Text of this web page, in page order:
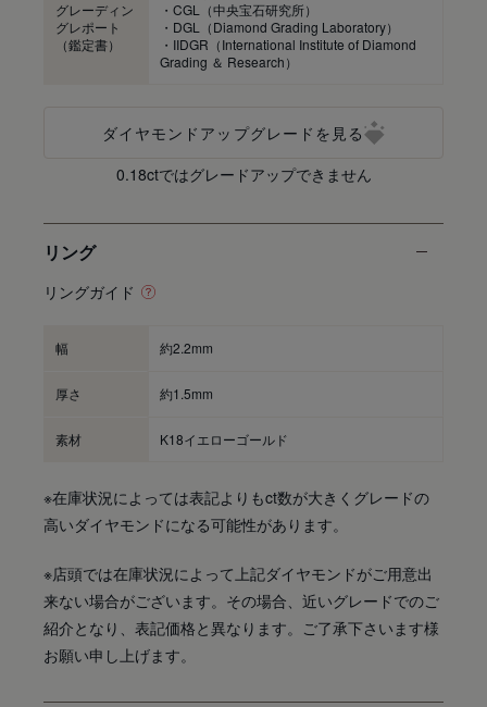
グレーディン
グレポート
（鑑定書）
・CGL（中央宝石研究所）
・DGL（Diamond Grading Laboratory）
・IIDGR（International Institute of Diamond
Grading ＆ Research）
ダイヤモンドアップグレードを見る
0.18ctではグレードアップできません
リング
リングガイド
幅 約2.2mm
厚さ 約1.5mm
素材 K18イエローゴールド
※在庫状況によっては表記よりもct数が大きくグレードの
高いダイヤモンドになる可能性があります。
※店頭では在庫状況によって上記ダイヤモンドがご用意出
来ない場合がございます。その場合、近いグレードでのご
紹介となり、表記価格と異なります。ご了承下さいます様
お願い申し上げます。